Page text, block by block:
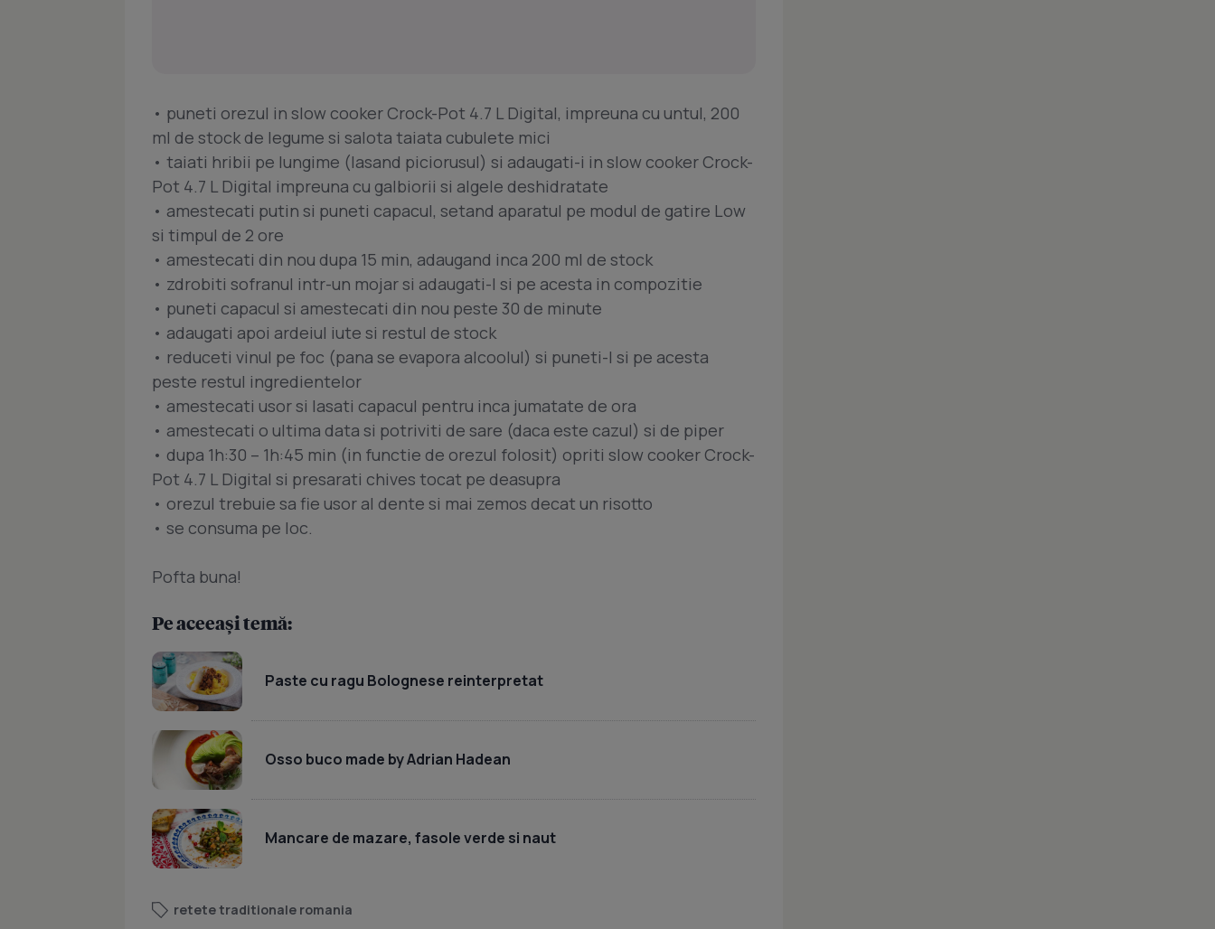
• puneti orezul in slow cooker Crock-Pot 4.7 L Digital, impreuna cu untul, 200
ml de stock de legume si salota taiata cubulete mici
• taiati hribii pe lungime (lasand piciorusul) si adaugati-i in slow cooker Crock-
Pot 4.7 L Digital impreuna cu galbiorii si algele deshidratate
• amestecati putin si puneti capacul, setand aparatul pe modul de gatire Low
si timpul de 2 ore
• amestecati din nou dupa 15 min, adaugand inca 200 ml de stock
• zdrobiti sofranul intr-un mojar si adaugati-l si pe acesta in compozitie
• puneti capacul si amestecati din nou peste 30 de minute
• adaugati apoi ardeiul iute si restul de stock
• reduceti vinul pe foc (pana se evapora alcoolul) si puneti-l si pe acesta
peste restul ingredientelor
• amestecati usor si lasati capacul pentru inca jumatate de ora
• amestecati o ultima data si potriviti de sare (daca este cazul) si de piper
• dupa 1h:30 – 1h:45 min (in functie de orezul folosit) opriti slow cooker Crock-
Pot 4.7 L Digital si presarati chives tocat pe deasupra
• orezul trebuie sa fie usor al dente si mai zemos decat un risotto
• se consuma pe loc.
Pofta buna!
Pe aceeași temă:
Paste cu ragu Bolognese reinterpretat
Osso buco made by Adrian Hadean
Mancare de mazare, fasole verde si naut
retete traditionale romania